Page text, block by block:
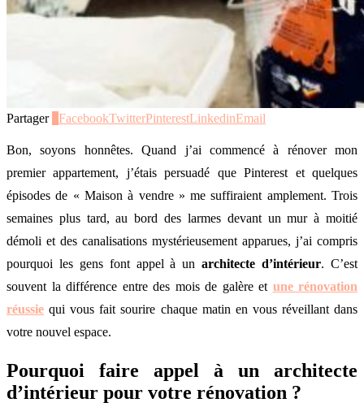
Partager FacebookTwitterPinterestLinkedinEmail
Bon, soyons honnêtes. Quand j’ai commencé à rénover mon
premier appartement, j’étais persuadé que Pinterest et quelques
épisodes de « Maison à vendre » me suffiraient amplement. Trois
semaines plus tard, au bord des larmes devant un mur à moitié
démoli et des canalisations mystérieusement apparues, j’ai compris
pourquoi les gens font appel à unarchitecte d’intérieur. C’est
souvent la différence entre des mois de galère et une rénovation
réussie qui vous fait sourire chaque matin en vous réveillant dans
votre nouvel espace.
Pourquoi faire appel à un architecte
d’intérieur pour votre rénovation ?